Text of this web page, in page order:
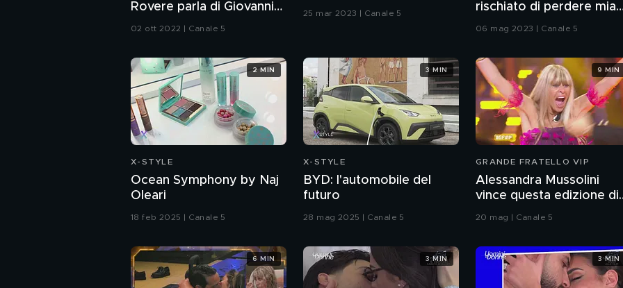
Rovere parla di Giovanni
02 ott 2022 | Canale 5
25 mar 2023 | Canale 5
rischiato di perdere mia
06 mag 2023 | Canale 5
X-STYLE
Ocean Symphony by Naj
Oleari
18 feb 2025 | Canale 5
2 MIN
X-STYLE
BYD: l'automobile del
futuro
28 mag 2025 | Canale 5
3 MIN
GRANDE FRATELLO VIP
Alessandra Mussolini
vince questa edizione di
Grande Fratello VIP
20 mag | Canale 5
9 MIN
6 MIN 3 MIN 3 MIN